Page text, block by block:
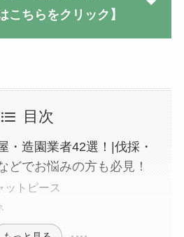
こちらをクリック】
目次
・造園業者42選！|伐採・
どでお悩みの方も必見！
ットピース